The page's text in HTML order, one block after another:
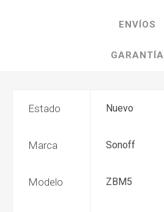
ENVÍOS
GARANTÍA
Estado Nuevo
Marca Sonoff
Modelo ZBM5